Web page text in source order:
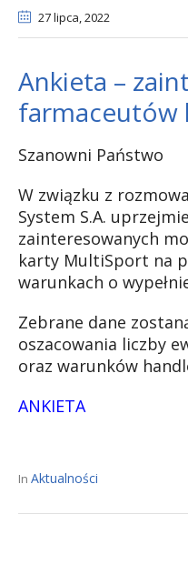
27 lipca, 2022
Ankieta –
farmaceutów
Szanowni Państwo
W związku z
System S.A.
zainteresowanych
karty MultiSport na
warunkach o
Zebrane dane
oszacowania liczby
oraz warunków
ANKIETA
In Aktualności